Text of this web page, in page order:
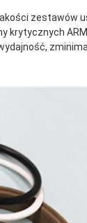
zestawów
krytycznych